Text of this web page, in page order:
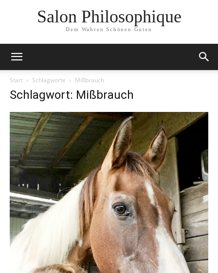
Salon Philosophique
Dem Wahren Schönen Guten
Start Schlagworte Mißbrauch
Schlagwort: Mißbrauch